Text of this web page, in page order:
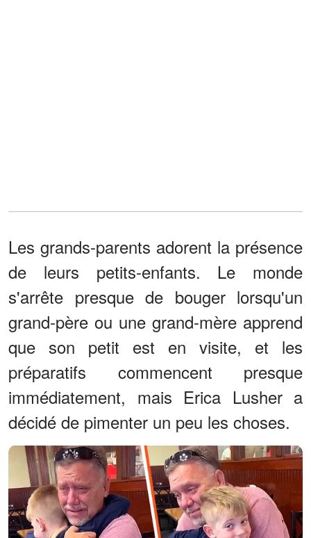
Les grands-parents adorent la présence
de leurs petits-enfants. Le monde
s'arrête presque de bouger lorsqu'un
grand-père ou une grand-mère apprend
que son petit est en visite, et les
préparatifs commencent presque
immédiatement, mais Erica Lusher a
décidé de pimenter un peu les choses.